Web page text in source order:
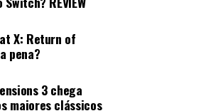
no
milagre no
bastante.
X: Return of
pena?
3 chega
maiores clássicos